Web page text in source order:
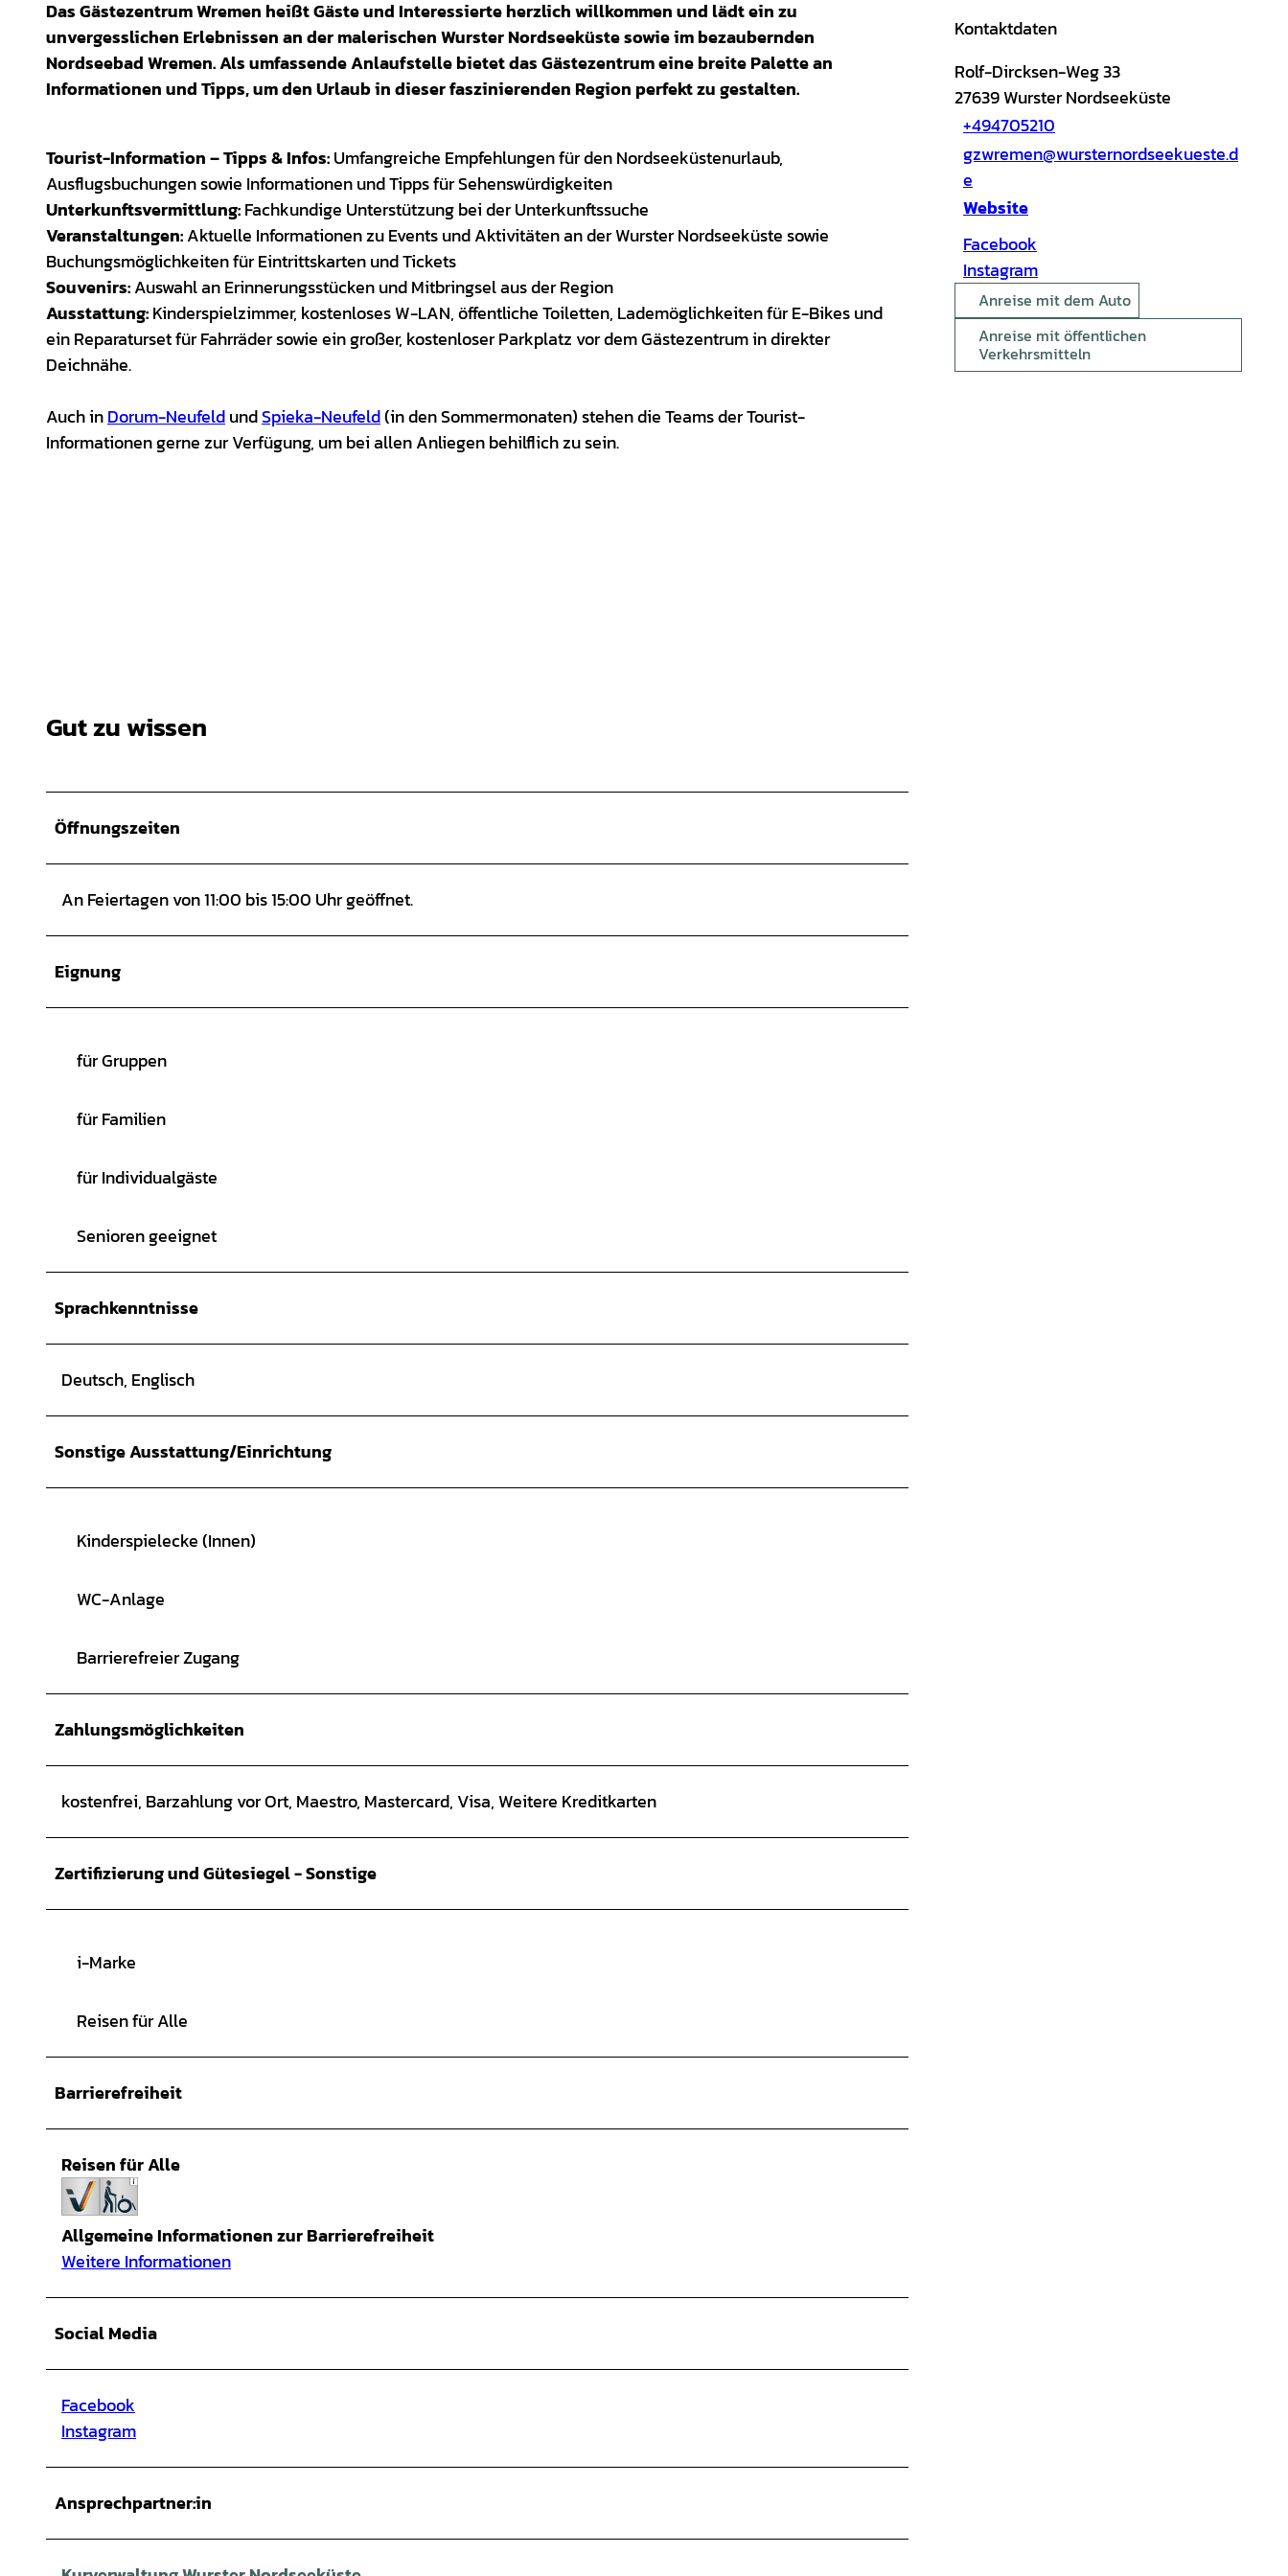
Das Gästezentrum Wremen heißt Gäste und Interessierte herzlich willkommen und lädt ein zu
unvergesslichen Erlebnissen an der malerischen Wurster Nordseeküste sowie im bezaubernden
Nordseebad Wremen. Als umfassende Anlaufstelle bietet das Gästezentrum eine breite Palette an
Informationen und Tipps, um den Urlaub in dieser faszinierenden Region perfekt zu gestalten.
Tourist-Information – Tipps & Infos:Umfangreiche Empfehlungen für den Nordseeküstenurlaub,
Ausflugsbuchungen sowie Informationen und Tipps für Sehenswürdigkeiten
Unterkunftsvermittlung:Fachkundige Unterstützung bei der Unterkunftssuche
Veranstaltungen:Aktuelle Informationen zu Events und Aktivitäten an der Wurster Nordseeküste sowie
Buchungsmöglichkeiten für Eintrittskarten und Tickets
Souvenirs:Auswahl an Erinnerungsstücken und Mitbringsel aus der Region
Ausstattung:Kinderspielzimmer, kostenloses W-LAN, öffentliche Toiletten, Lademöglichkeiten für E-Bikes und
ein Reparaturset für Fahrräder sowie ein großer, kostenloser Parkplatz vor dem Gästezentrum in direkter
Deichnähe.
Auch inDorum-NeufeldundSpieka-Neufeld(in den Sommermonaten) stehen die Teams der Tourist-
Informationen gerne zur Verfügung, um bei allen Anliegen behilflich zu sein.
Gut zu wissen
Öffnungszeiten
An Feiertagen von 11:00 bis 15:00 Uhr geöffnet.
Eignung
für Gruppen
für Familien
für Individualgäste
Senioren geeignet
Sprachkenntnisse
Deutsch, Englisch
Sonstige Ausstattung/Einrichtung
Kinderspielecke (Innen)
WC-Anlage
Barrierefreier Zugang
Zahlungsmöglichkeiten
kostenfrei, Barzahlung vor Ort, Maestro, Mastercard, Visa, Weitere Kreditkarten
Zertifizierung und Gütesiegel - Sonstige
i-Marke
Reisen für Alle
Barrierefreiheit
Reisen für Alle
Allgemeine Informationen zur Barrierefreiheit
Weitere Informationen
Social Media
Facebook
Instagram
Ansprechpartner:in
Kontaktdaten
Rolf-Dircksen-Weg 33
27639Wurster Nordseeküste
+494705210
gzwremen@wursternordseekueste.d
e
Website
Facebook
Instagram
Anreise mit dem Auto
Anreise mit öffentlichen
Verkehrsmitteln